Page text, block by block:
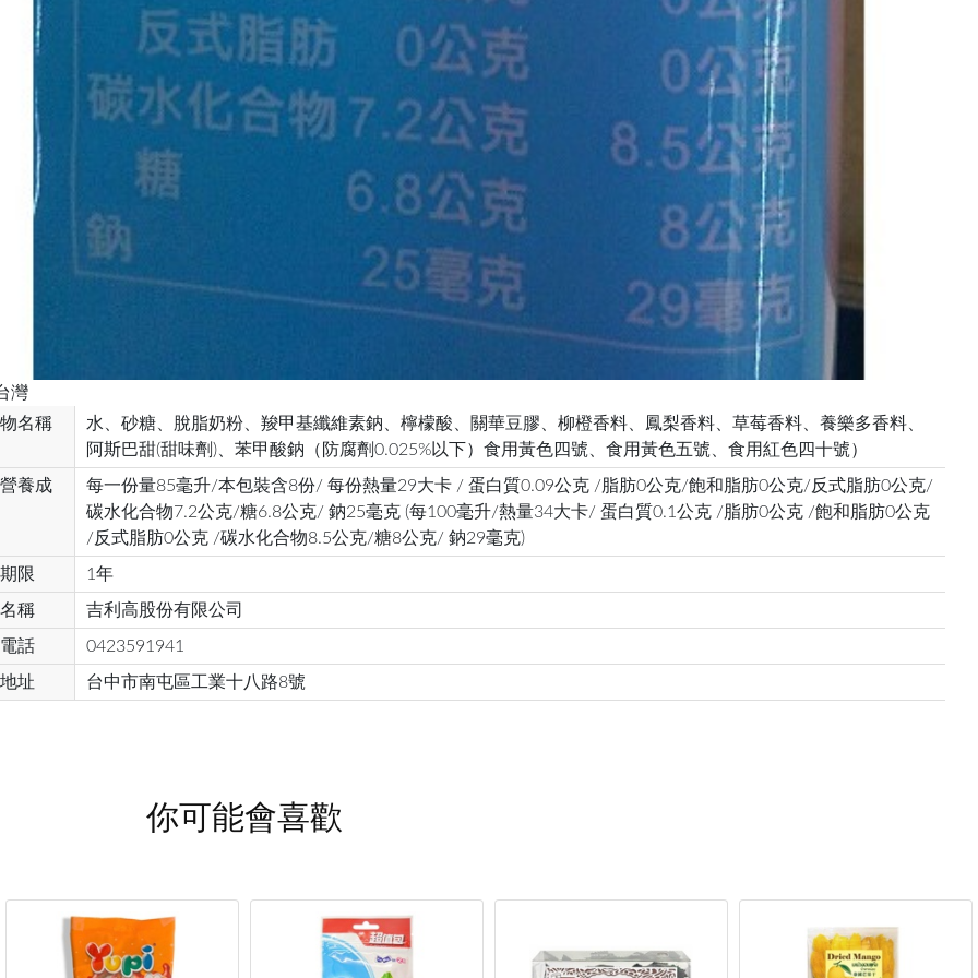
灣
名稱
水、砂糖、脫脂奶粉、羧甲基纖維素鈉、檸檬酸、關華豆膠、柳橙香料、鳳梨香料、草莓香料、養樂多香料、
阿斯巴甜(甜味劑)、苯甲酸鈉（防腐劑0.025%以下）食用黃色四號、食用黃色五號、食用紅色四十號）
養成
每一份量85毫升/本包裝含8份/ 每份熱量29大卡 / 蛋白質0.09公克 /脂肪0公克/飽和脂肪0公克/反式脂肪0公克/
碳水化合物7.2公克/糖6.8公克/ 鈉25毫克 (每100毫升/熱量34大卡/ 蛋白質0.1公克 /脂肪0公克 /飽和脂肪0公克
/反式脂肪0公克 /碳水化合物8.5公克/糖8公克/ 鈉29毫克)
限 1年
稱 吉利高股份有限公司
話 0423591941
址 台中市南屯區工業十八路8號
你可能會喜歡